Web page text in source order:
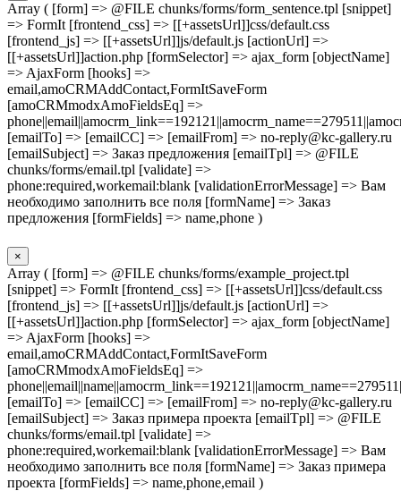
Array ( [form] => @FILE chunks/forms/form_sentence.tpl [snippet]
=> FormIt [frontend_css] => [[+assetsUrl]]css/default.css
[frontend_js] => [[+assetsUrl]]js/default.js [actionUrl] =>
[[+assetsUrl]]action.php [formSelector] => ajax_form [objectName]
=> AjaxForm [hooks] =>
email,amoCRMAddContact,FormItSaveForm
[amoCRMmodxAmoFieldsEq] =>
[emailTo] => [emailCC] => [emailFrom] => no-reply@kc-gallery.ru
[emailSubject] => Заказ предложения [emailTpl] => @FILE
chunks/forms/email.tpl [validate] =>
phone:required,workemail:blank [validationErrorMessage] => Вам
необходимо заполнить все поля [formName] => Заказ
предложения [formFields] => name,phone )
×
Array ( [form] => @FILE chunks/forms/example_project.tpl
[snippet] => FormIt [frontend_css] => [[+assetsUrl]]css/default.css
[frontend_js] => [[+assetsUrl]]js/default.js [actionUrl] =>
[[+assetsUrl]]action.php [formSelector] => ajax_form [objectName]
=> AjaxForm [hooks] =>
email,amoCRMAddContact,FormItSaveForm
[amoCRMmodxAmoFieldsEq] =>
[emailTo] => [emailCC] => [emailFrom] => no-reply@kc-gallery.ru
[emailSubject] => Заказ примера проекта [emailTpl] => @FILE
chunks/forms/email.tpl [validate] =>
phone:required,workemail:blank [validationErrorMessage] => Вам
необходимо заполнить все поля [formName] => Заказ примера
проекта [formFields] => name,phone,email )